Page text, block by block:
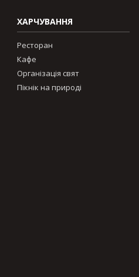
ХАРЧУВАННЯ
Ресторан
Кафе
Організація свят
Пікнік на природі